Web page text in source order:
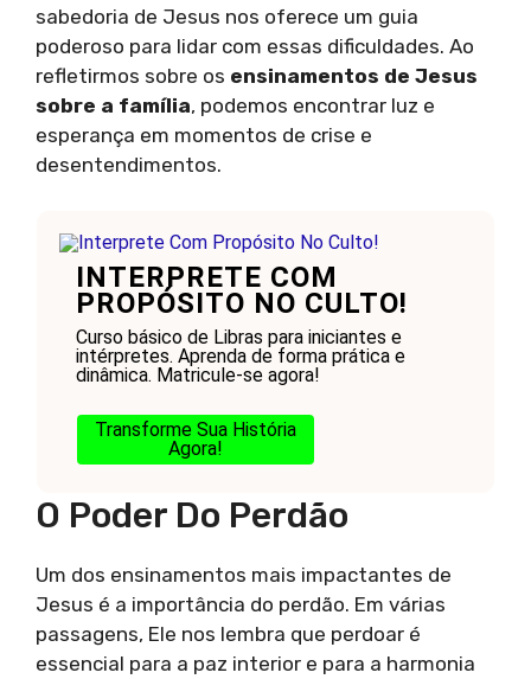
sabedoria de Jesus nos oferece um guia
poderoso para lidar com essas dificuldades. Ao
refletirmos sobre os ensinamentos de Jesus
sobre a família, podemos encontrar luz e
esperança em momentos de crise e
desentendimentos.
INTERPRETE COM
PROPÓSITO NO CULTO!
Curso básico de Libras para iniciantes e
intérpretes. Aprenda de forma prática e
dinâmica. Matricule-se agora!
Transforme Sua História
Agora!
O Poder Do Perdão
Um dos ensinamentos mais impactantes de
Jesus é a importância do perdão. Em várias
passagens, Ele nos lembra que perdoar é
essencial para a paz interior e para a harmonia